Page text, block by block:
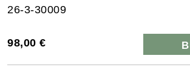
26-3-30009
98,00 €